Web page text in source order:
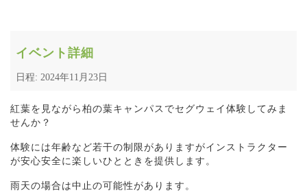
イベント詳細
日程: 2024年11月23日
紅葉を見ながら柏の葉キャンパスでセグウェイ体験してみま
せんか？
体験には年齢など若干の制限がありますがインストラクター
が安心安全に楽しいひとときを提供します。
雨天の場合は中止の可能性があります。